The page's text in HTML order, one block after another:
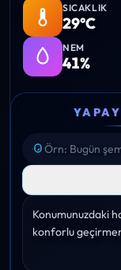
SICAKLIK
29°C
NEM
41%
Konumunuzdaki
konforlu